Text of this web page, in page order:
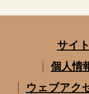
サイ
個人情
ウェブアク